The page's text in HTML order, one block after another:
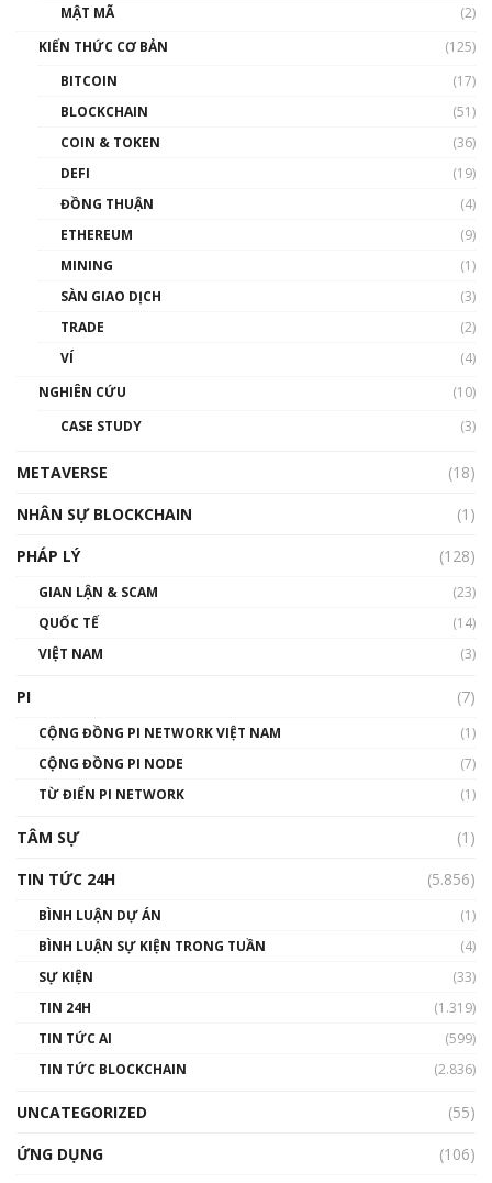
00:43:47
như thể nào?
00:39:31
Phổ cập Blockchain
thống & Crypto qua các cuộc chiến | Phổ cập
01:32:59
gió ấm
Talkshow 14: MemeCoin – Trò đùa tỷ đô
01:29:26
MẬT MÃ
(2)
KIẾN THỨC CƠ BẢN
(125)
BITCOIN
(17)
BLOCKCHAIN
(51)
COIN & TOKEN
(36)
DEFI
(19)
ĐỒNG THUẬN
(4)
ETHEREUM
(9)
MINING
(1)
SÀN GIAO DỊCH
(3)
TRADE
(2)
VÍ
(4)
NGHIÊN CỨU
(10)
CASE STUDY
(3)
METAVERSE
(18)
NHÂN SỰ BLOCKCHAIN
(1)
PHÁP LÝ
(128)
GIAN LẬN & SCAM
(23)
QUỐC TẾ
(14)
VIỆT NAM
(3)
PI (7)
CỘNG ĐỒNG PI NETWORK VIỆT NAM
(1)
CỘNG ĐỒNG PI NODE
(7)
TỪ ĐIỂN PI NETWORK
(1)
TÂM SỰ
(1)
TIN TỨC 24H
(5.856)
BÌNH LUẬN DỰ ÁN
(1)
BÌNH LUẬN SỰ KIỆN TRONG TUẦN
(4)
SỰ KIỆN
(33)
TIN 24H
(1.319)
TIN TỨC AI
(599)
TIN TỨC BLOCKCHAIN
(2.836)
UNCATEGORIZED
(55)
ỨNG DỤNG
(106)